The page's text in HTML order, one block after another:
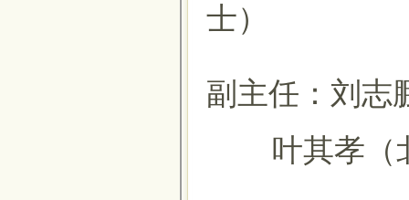
士）
副主任：刘志
叶其孝（北